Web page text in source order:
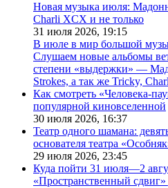
Новая музыка июля:
Charli XCX и не только
31 июля 2026, 19:15
В июле в мир большой
Слушаем новые альбомы
степени «выдержки» —
Strokes, а так же Tricky,
Как смотреть «Человека-
популярной киновселенной
30 июля 2026, 16:37
Театр одного шамана:
основателя театра
29 июля 2026, 23:45
Куда пойти 31 июля—2
«Пространственный